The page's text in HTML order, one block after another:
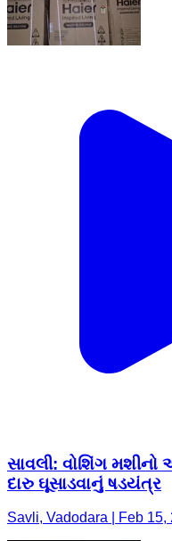
સાવલી: વોશિંગ
દારુ ઘૂસાડવાનું ષડયંત્ર
Savli, Vadodara | Feb 15,